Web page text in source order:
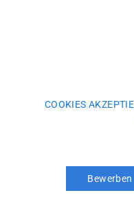
COOKIES
Bewerben